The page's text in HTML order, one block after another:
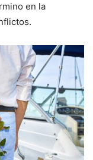
en la